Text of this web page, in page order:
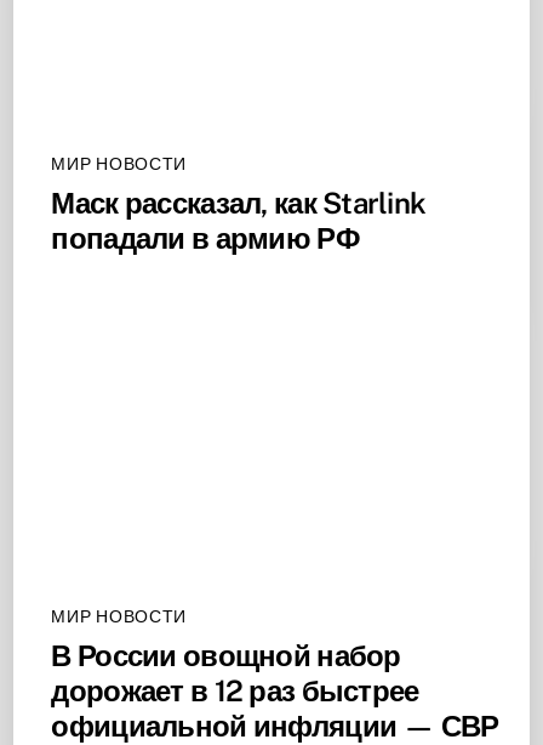
МИР НОВОСТИ
Маск рассказал, как Starlink
попадали в армию РФ
МИР НОВОСТИ
В России овощной набор
дорожает в 12 раз быстрее
официальной инфляции — СВР